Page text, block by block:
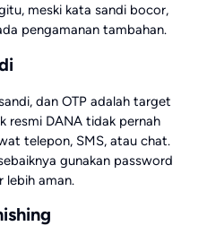
meski kata sandi bocor,
pengamanan tambahan.
dan OTP adalah target
resmi DANA tidak pernah
telepon, SMS, atau chat.
gunakan password
lebih aman.